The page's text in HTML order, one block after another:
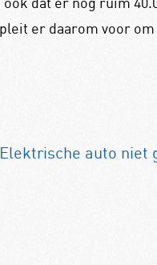
er daarom voor om